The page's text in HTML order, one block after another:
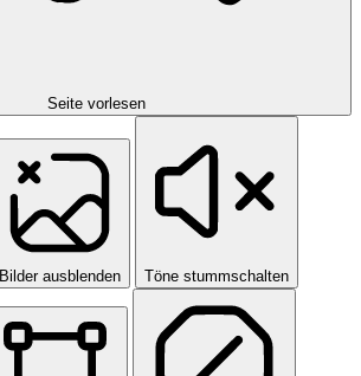
Seite vorlesen
Bilder ausblenden Töne stummschalten